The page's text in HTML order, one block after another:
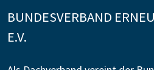
BUNDESVERBAND
E.V.